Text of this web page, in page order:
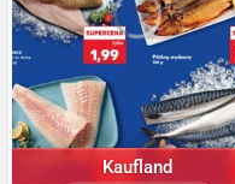
Kaufland